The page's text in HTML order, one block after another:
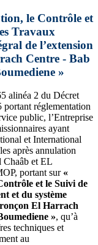
le Contrôle et
Travaux
de l’extension
Centre - Bab
»
alinéa 2 du Décret
portant réglementation
public, l’Entreprise
ayant
et International
après annulation
Chaâb et EL
portant sur «
et le Suivi de
et du système
El Harrach
», qu’à
techniques et
au